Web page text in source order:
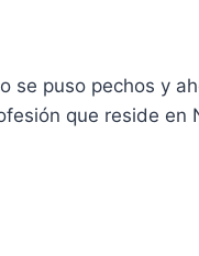
se puso pechos y
que reside en